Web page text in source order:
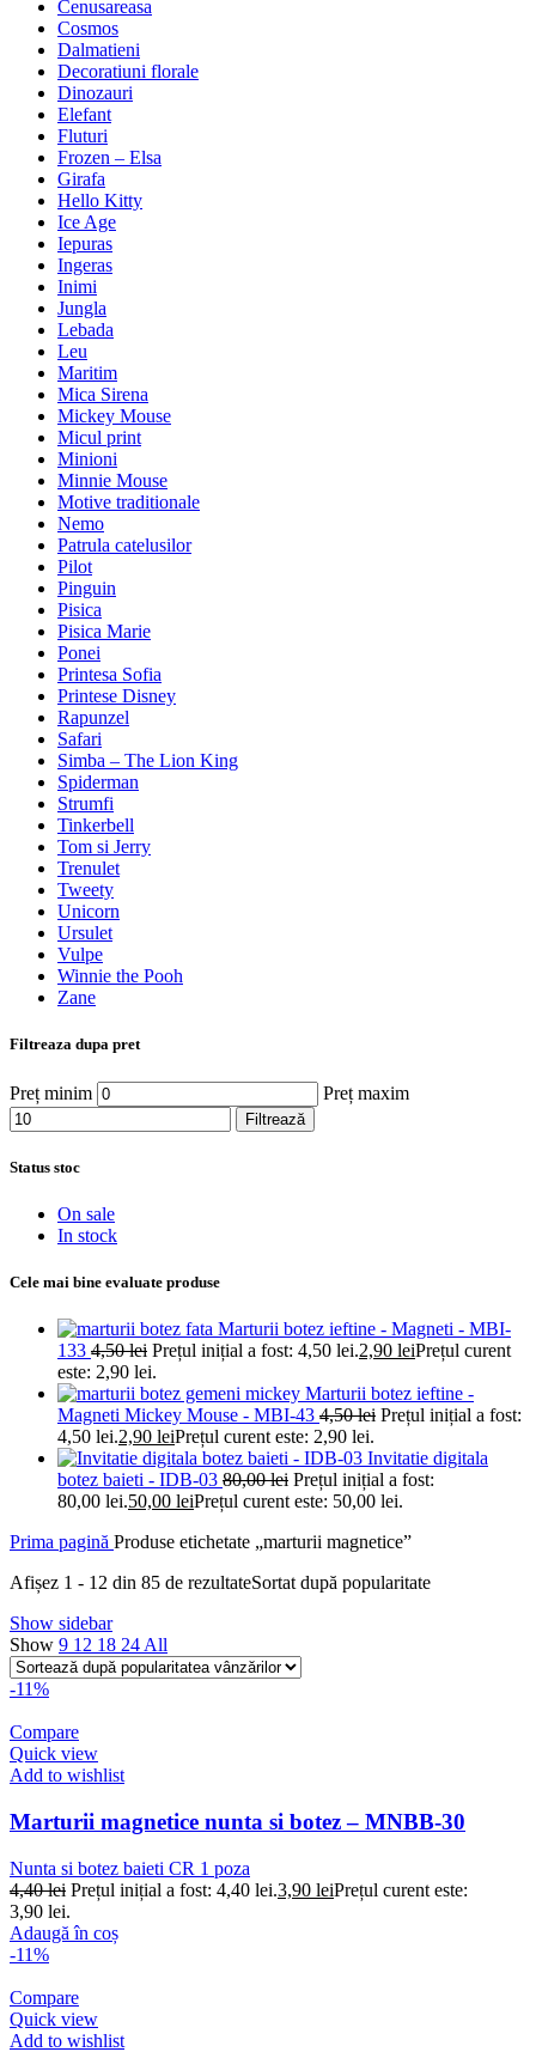
Cenusareasa
Cosmos
Dalmatieni
Decoratiuni florale
Dinozauri
Elefant
Fluturi
Frozen – Elsa
Girafa
Hello Kitty
Ice Age
Iepuras
Ingeras
Inimi
Jungla
Lebada
Leu
Maritim
Mica Sirena
Mickey Mouse
Micul print
Minioni
Minnie Mouse
Motive traditionale
Nemo
Patrula catelusilor
Pilot
Pinguin
Pisica
Pisica Marie
Ponei
Printesa Sofia
Printese Disney
Rapunzel
Safari
Simba – The Lion King
Spiderman
Strumfi
Tinkerbell
Tom si Jerry
Trenulet
Tweety
Unicorn
Ursulet
Vulpe
Winnie the Pooh
Zane
Filtreaza dupa pret
Preț minim Preț maxim
Filtrează
Status stoc
On sale
In stock
Cele mai bine evaluate produse
Marturii botez ieftine - Magneti - MBI-
133 4,50lei Prețul inițial a fost: 4,50 lei.2,90 leiPrețul curent
este: 2,90 lei.
Marturii botez ieftine -
Magneti Mickey Mouse - MBI-43 4,50lei Prețul inițial a fost:
4,50 lei.2,90 leiPrețul curent este: 2,90 lei.
Invitatie digitala
botez baieti - IDB-03 80,00lei Prețul inițial a fost:
80,00 lei.50,00 leiPrețul curent este: 50,00 lei.
Prima pagină Produse etichetate „marturii magnetice”
Afișez 1 - 12 din 85 de rezultateSortat după popularitate
Show sidebar
Show 9 12 18 24 All
-11%
Compare
Quick view
Add to wishlist
Marturii magnetice nunta si botez – MNBB-30
Nunta si botez baieti CR 1 poza
4,40lei Prețul inițial a fost: 4,40 lei.3,90 leiPrețul curent este:
3,90 lei.
Adaugă în coș
-11%
Compare
Quick view
Add to wishlist